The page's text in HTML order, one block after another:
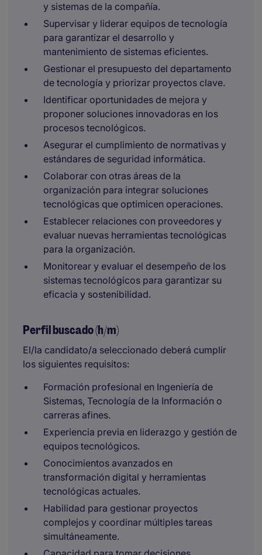
y sistemas de la compañía.
Supervisar y liderar equipos de tecnología
para garantizar el desarrollo y
mantenimiento de sistemas eficientes.
Gestionar el presupuesto del departamento
de tecnología y priorizar proyectos clave.
Identificar oportunidades de mejora y
proponer soluciones innovadoras en los
procesos tecnológicos.
Asegurar el cumplimiento de normativas y
estándares de seguridad informática.
Colaborar con otras áreas de la
organización para integrar soluciones
tecnológicas que optimicen operaciones.
Establecer relaciones con proveedores y
evaluar nuevas herramientas tecnológicas
para la organización.
Monitorear y evaluar el desempeño de los
sistemas tecnológicos para garantizar su
eficacia y sostenibilidad.
Perfil buscado (h/m)
El/la candidato/a seleccionado deberá cumplir
los siguientes requisitos:
Formación profesional en Ingeniería de
Sistemas, Tecnología de la Información o
carreras afines.
Experiencia previa en liderazgo y gestión de
equipos tecnológicos.
Conocimientos avanzados en
transformación digital y herramientas
tecnológicas actuales.
Habilidad para gestionar proyectos
complejos y coordinar múltiples tareas
simultáneamente.